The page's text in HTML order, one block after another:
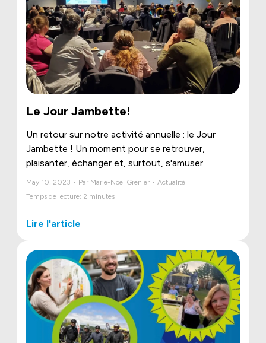
Le Jour Jambette!
Un retour sur notre activité annuelle : le Jour
Jambette ! Un moment pour se retrouver,
plaisanter, échanger et, surtout, s'amuser.
May 10, 2023 • Par Marie-Noël Grenier • Actualité
Temps de lecture: 2 minutes
Lire l'article